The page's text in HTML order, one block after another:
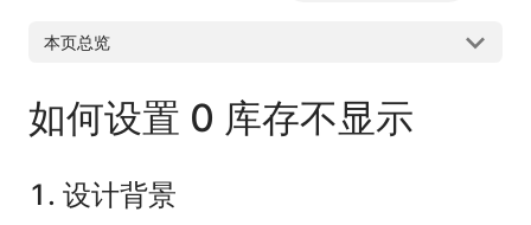
本页总览
如何设置 0 库存不显示
1. 设计背景